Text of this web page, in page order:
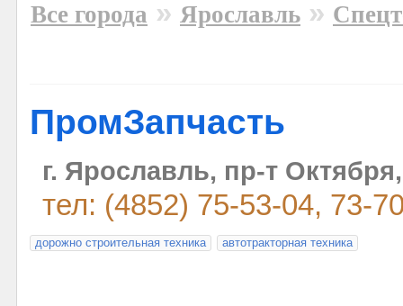
Все города » Ярославль »
ПромЗапчасть
г. Ярославль, пр-т
тел: (4852) 75-53-04, 73-
дорожно строительная техника автотракторная техника